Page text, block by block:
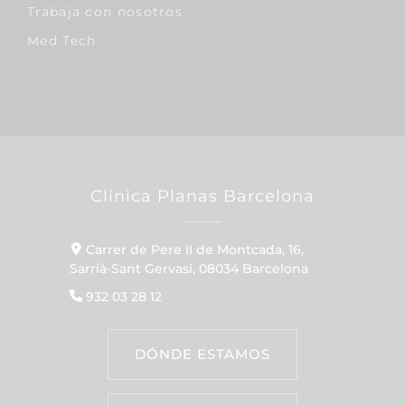
Trabaja con nosotros
Med Tech
Clínica Planas Barcelona
Carrer de Pere II de Montcada, 16,
Sarrià-Sant Gervasi, 08034 Barcelona
932 03 28 12
DÓNDE ESTAMOS